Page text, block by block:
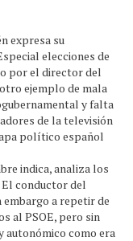
expresa su
elecciones de
por el director del
ejemplo de mala
y falta
de la televisión
político español
indica, analiza los
El conductor del
a repetir de
al PSOE, pero sin
como era